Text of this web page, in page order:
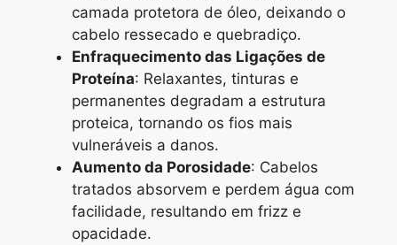
camada protetora de óleo, deixando o
cabelo ressecado e quebradiço.
Enfraquecimento das Ligações de
Proteína: Relaxantes, tinturas e
permanentes degradam a estrutura
proteica, tornando os fios mais
vulneráveis a danos.
Aumento da Porosidade: Cabelos
tratados absorvem e perdem água com
facilidade, resultando em frizz e
opacidade.